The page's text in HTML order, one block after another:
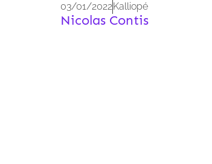
03/01/2022Kalliopé
Nicolas Contis